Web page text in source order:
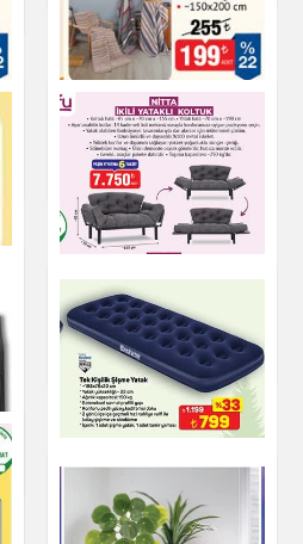
Tek Kişilik Battaniye
Ev & Dekorasyon
NITTA İKİLİ YATAKLI
KOLTUK
Ev & Dekorasyon
Tek Kişilik Şişme
Yatak
Ev & Dekorasyon